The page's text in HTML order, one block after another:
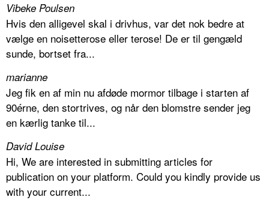
Vibeke Poulsen
Hvis den alligevel skal i drivhus, var det nok bedre at
vælge en noisetterose eller terose! De er til gengæld
sunde, bortset fra...
marianne
Jeg fik en af min nu afdøde mormor tilbage i starten af
90érne, den stortrives, og når den blomstre sender jeg
en kærlig tanke til...
David Louise
Hi, We are interested in submitting articles for
publication on your platform. Could you kindly provide us
with your current...